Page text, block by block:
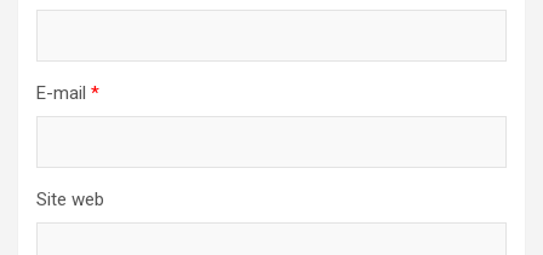
E-mail *
Site web